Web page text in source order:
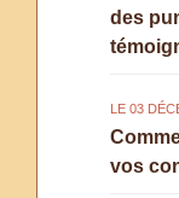
des
LE 03
vos